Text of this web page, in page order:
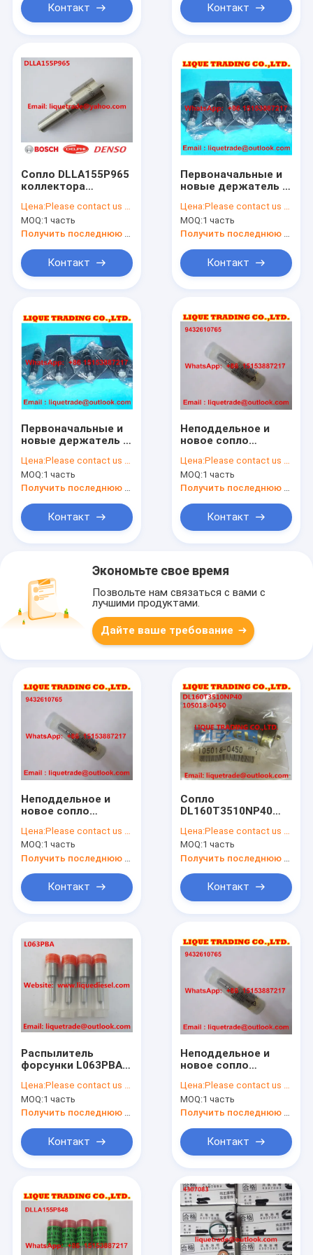
Продукция
О Компании
KOMATSU 095000-
1211
Контакт
8700 для 095000-
5600, 1465A041
Контакт
Сопло DLLA155P965
коллектора
топлива на HOWO
095000-6700 095000-
6701
Цена:Please contact us to get newest price.
MOQ:1 часть
Контакт
Первоначальные и
новые держатель &
для ТОЙОТА 1KZ-T
23600-69105
Цена:Please contact us to get newest price.
MOQ:1 часть
Контакт
Первоначальные и
новые держатель &
для ТОЙОТА 1KZ-T
23600-69105
Цена:Please contact us to get newest price.
MOQ:1 часть
Получить последнюю цену
Контакт
Неподдельное и
новое сопло
9432610765
DLLA152PN269
Цена:Please contact us to get newest price.
MOQ:1 часть
Получить последнюю цену
Контакт
Экономьте свое время
Позвольте нам связаться с вами с
лучшими продуктами.
Дайте ваше требование
Неподдельное и
новое сопло
9432610765
DLLA152PN269
Цена:Please contact us to get newest price.
MOQ:1 часть
Контакт
Сопло
DL160T3510NP40
ZEXEL/105018-0450
Цена:Please contact us to get newest price.
MOQ:1 часть
Контакт
Распылитель
форсунки L063PBA
Цена:Please contact us to get newest price.
MOQ:1 часть
Получить последнюю цену
Контакт
Неподдельное и
новое сопло
9432610765
DLLA152PN269
Цена:Please contact us to get newest price.
MOQ:1 часть
Получить последнюю цену
Контакт